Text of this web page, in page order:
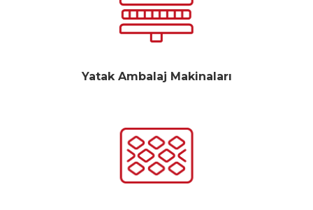
Yatak Ambalaj Makinaları